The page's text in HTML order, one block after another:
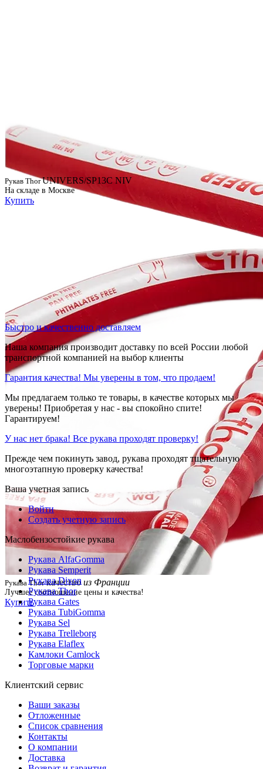
Рукава Thorкачествоиз Франции
Лучшее соотношение цены и качества!
Купить
Рукав ThorUNIVERS/SP13C NIV
На складе в Москве
Купить
Быстро и качественно доставляем
Наша компания производит доставку по всей России любой
транспортной компанией на выбор клиенты
Гарантия качества! Мы уверены в том, что продаем!
Мы предлагаем только те товары, в качестве которых мы
уверены! Приобретая у нас - вы спокойно спите!
Гарантируем!
У нас нет брака! Все рукава проходят проверку!
Прежде чем покинуть завод, рукава проходят тщательную
многоэтапную проверку качества!
Ваша учетная запись
Войти
Создать учетную запись
Маслобензостойкие рукава
Рукава AlfaGomma
Рукава Semperit
Рукава Dixon
Рукава Thor
Рукава Gates
Рукава TubiGomma
Рукава Sel
Рукава Trelleborg
Рукава Elaflex
Камлоки Camlock
Торговые марки
Клиентский сервис
Ваши заказы
Отложенные
Список сравнения
Контакты
О компании
Доставка